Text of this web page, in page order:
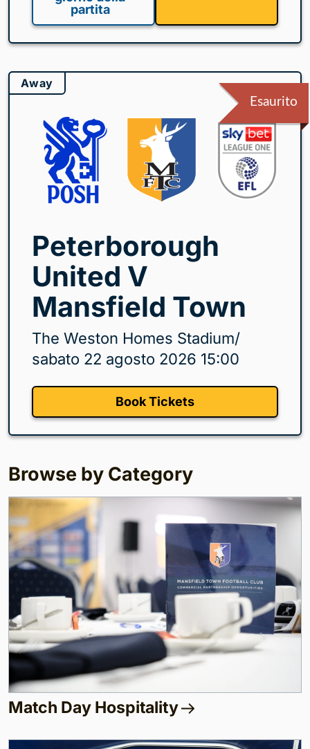
partita
Away
Esaurito
Peterborough
United V
Mansfield Town
The Weston Homes Stadium/
sabato 22 agosto 2026 15:00
Book Tickets
Browse by Category
Match Day Hospitality